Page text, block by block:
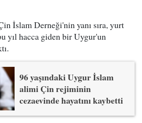
İslam Derneği'nin yanı sıra, yurt
yıl hacca giden bir Uygur'un
96 yaşındaki Uygur İslam
alimi Çin rejiminin
cezaevinde hayatını kaybetti